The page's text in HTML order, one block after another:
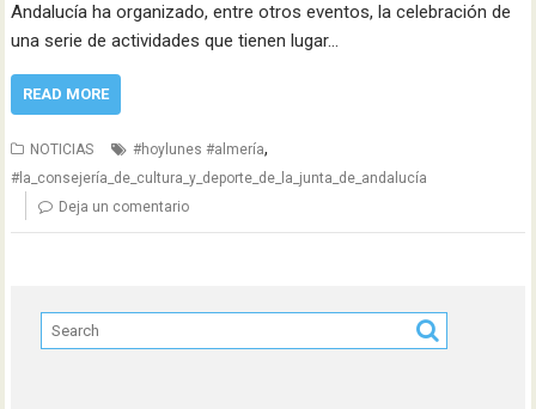
Andalucía ha organizado, entre otros eventos, la celebración de
una serie de actividades que tienen lugar…
READ MORE
NOTICIAS #hoylunes #almería,
#la_consejería_de_cultura_y_deporte_de_la_junta_de_andalucía
Deja un comentario